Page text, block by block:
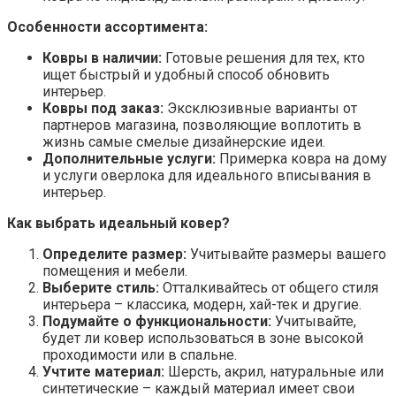
Особенности ассортимента:
Ковры в наличии: Готовые решения для тех, кто
ищет быстрый и удобный способ обновить
интерьер.
Ковры под заказ: Эксклюзивные варианты от
партнеров магазина, позволяющие воплотить в
жизнь самые смелые дизайнерские идеи.
Дополнительные услуги: Примерка ковра на дому
и услуги оверлока для идеального вписывания в
интерьер.
Как выбрать идеальный ковер?
Определите размер: Учитывайте размеры вашего
помещения и мебели.
Выберите стиль: Отталкивайтесь от общего стиля
интерьера – классика, модерн, хай-тек и другие.
Подумайте о функциональности: Учитывайте,
будет ли ковер использоваться в зоне высокой
проходимости или в спальне.
Учтите материал: Шерсть, акрил, натуральные или
синтетические – каждый материал имеет свои